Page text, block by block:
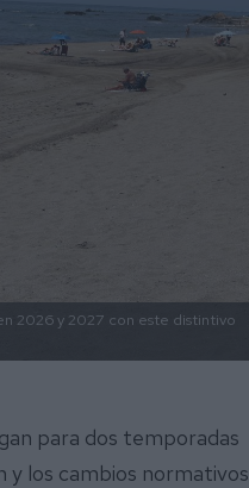
2026 y 2027 con este distintivo
para dos temporadas
y los cambios normativos